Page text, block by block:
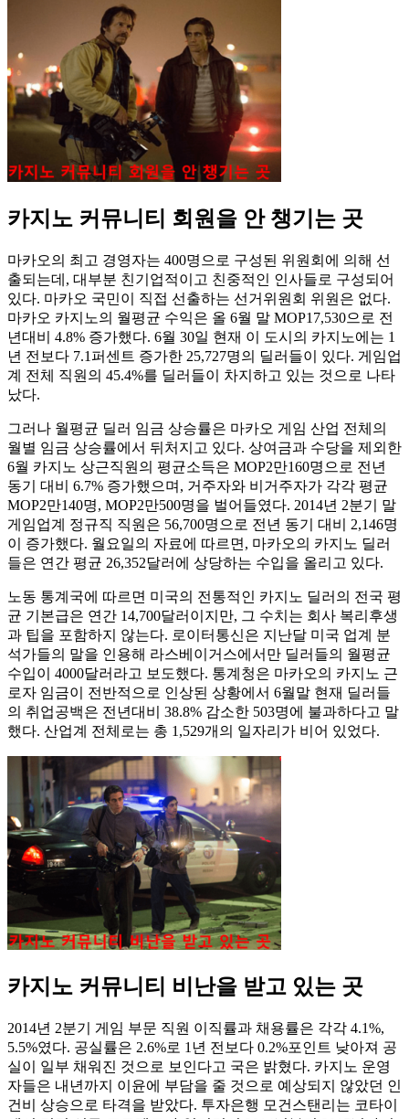
카지노 커뮤니티 회원을 안 챙기는 곳
마카오의 최고 경영자는 400명으로 구성된 위원회에 의해 선
출되는데, 대부분 친기업적이고 친중적인 인사들로 구성되어
있다. 마카오 국민이 직접 선출하는 선거위원회 위원은 없다.
마카오 카지노의 월평균 수익은 올 6월 말 MOP17,530으로 전
년대비 4.8% 증가했다. 6월 30일 현재 이 도시의 카지노에는 1
년 전보다 7.1퍼센트 증가한 25,727명의 딜러들이 있다. 게임업
계 전체 직원의 45.4%를 딜러들이 차지하고 있는 것으로 나타
났다.
그러나 월평균 딜러 임금 상승률은 마카오 게임 산업 전체의
월별 임금 상승률에서 뒤처지고 있다. 상여금과 수당을 제외한
6월 카지노 상근직원의 평균소득은 MOP2만160명으로 전년
동기 대비 6.7% 증가했으며, 거주자와 비거주자가 각각 평균
MOP2만140명, MOP2만500명을 벌어들였다. 2014년 2분기 말
게임업계 정규직 직원은 56,700명으로 전년 동기 대비 2,146명
이 증가했다. 월요일의 자료에 따르면, 마카오의 카지노 딜러
들은 연간 평균 26,352달러에 상당하는 수입을 올리고 있다.
노동 통계국에 따르면 미국의 전통적인 카지노 딜러의 전국 평
균 기본급은 연간 14,700달러이지만, 그 수치는 회사 복리후생
과 팁을 포함하지 않는다. 로이터통신은 지난달 미국 업계 분
석가들의 말을 인용해 라스베이거스에서만 딜러들의 월평균
수입이 4000달러라고 보도했다. 통계청은 마카오의 카지노 근
로자 임금이 전반적으로 인상된 상황에서 6월말 현재 딜러들
의 취업공백은 전년대비 38.8% 감소한 503명에 불과하다고 말
했다. 산업계 전체로는 총 1,529개의 일자리가 비어 있었다.
카지노 커뮤니티 비난을 받고 있는 곳
2014년 2분기 게임 부문 직원 이직률과 채용률은 각각 4.1%,
5.5%였다. 공실률은 2.6%로 1년 전보다 0.2%포인트 낮아져 공
실이 일부 채워진 것으로 보인다고 국은 밝혔다. 카지노 운영
자들은 내년까지 이윤에 부담을 줄 것으로 예상되지 않았던 인
건비 상승으로 타격을 받았다. 투자은행 모건스탠리는 코타이